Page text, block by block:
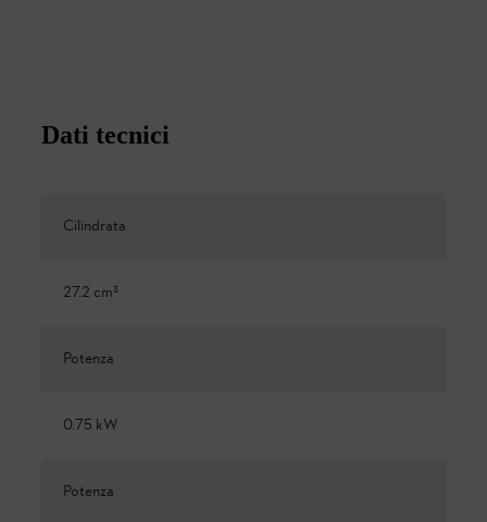
Dati tecnici
Cilindrata
27.2 cm³
Potenza
0.75 kW
Potenza